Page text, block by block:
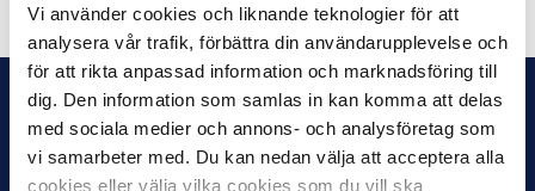
Vi använder cookies och liknande teknologier för att
analysera vår trafik, förbättra din användarupplevelse och
för att rikta anpassad information och marknadsföring till
dig. Den information som samlas in kan komma att delas
med sociala medier och annons- och analysföretag som
vi samarbeter med. Du kan nedan välja att acceptera alla
cookies eller välja vilka cookies som du vill ska